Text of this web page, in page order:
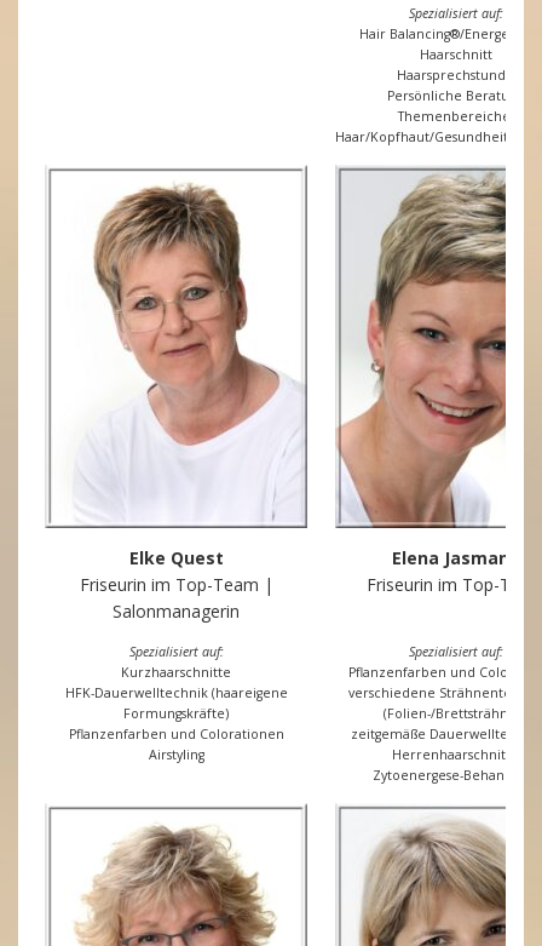
Spezialisiert auf:
Hair Balancing®/
Haarschnitt
Haarsprechstunde
Persönliche Beratung
Themenbereiche:
Haar/Kopfhaut/Gesundheit
Elke Quest
Friseurin im Top-Team |
Salonmanagerin
Elena Jasmann
Friseurin im Top-
Spezialisiert auf:
Kurzhaarschnitte
HFK-Dauerwelltechnik (haareigene
Formungskräfte)
Pflanzenfarben und Colorationen
Airstyling
Spezialisiert auf:
Pflanzenfarben und
verschiedene
(Folien-/Brettsträhnen)
zeitgemäße
Herrenhaarschnitte
Zytoenergese-Behandlung